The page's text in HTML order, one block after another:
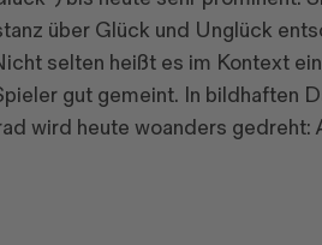
über Glück und Unglück
selten heißt es im Kontext
gut gemeint. In bildhaften
wird heute woanders gedreht: